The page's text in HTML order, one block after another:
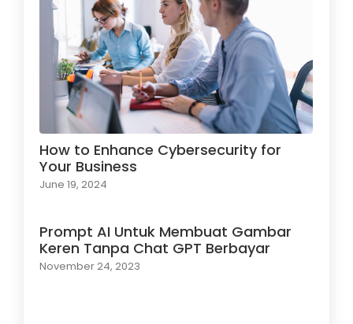
How to Enhance Cybersecurity for
Your Business
June 19, 2024
Prompt AI Untuk Membuat Gambar
Keren Tanpa Chat GPT Berbayar
November 24, 2023